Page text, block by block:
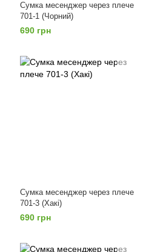
Сумка месенджер через плече
701-1 (Чорний)
690 грн
Сумка месенджер через плече
701-3 (Хакі)
690 грн